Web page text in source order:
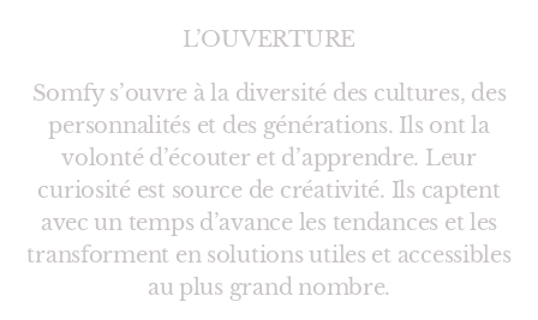
L’OUVERTURE
Somfy s’ouvre à la diversité des cultures, des
personnalités et des générations. Ils ont la
volonté d’écouter et d’apprendre. Leur
curiosité est source de créativité. Ils captent
avec un temps d’avance les tendances et les
transforment en solutions utiles et accessibles
au plus grand nombre.